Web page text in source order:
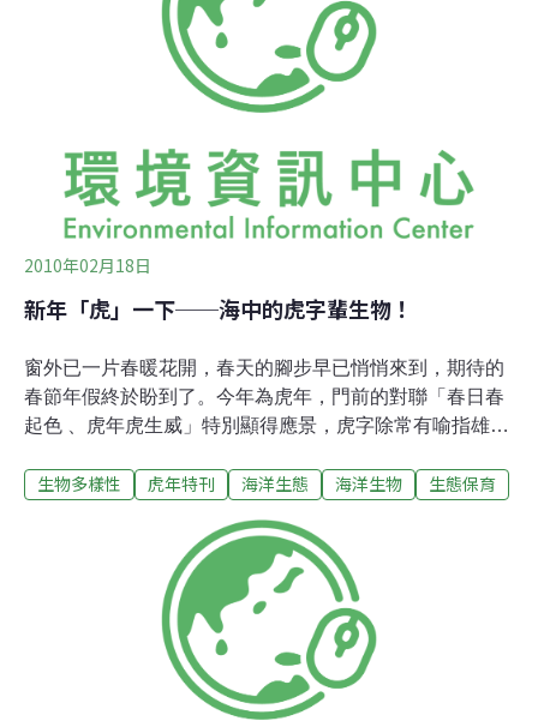
是什麼呢？多年來從事生態足跡研究的李永展認為：「生
態足跡的概念很簡單，但涵蓋層面卻相當廣泛，它說明各
種經濟體要產生功能所需要的能源與物質之流通，並且將
其轉換成自然界在維持這些流通上相對提供的陸地／水域
估目前人類活動的永續性，在建立共識及協助決策上也很
2010年02月18日
新年「虎」一下──海中的虎字輩生物！
窗外已一片春暖花開，春天的腳步早已悄悄來到，期待的
春節年假終於盼到了。今年為虎年，門前的對聯「春日春
起色 、虎年虎生威」特別顯得應景，虎字除常有喻指雄壯
生物名字裡的虎字則常意涵著凶悍與危險，例如俗稱殺人
（飛烏）的鬼頭刀（飛烏虎）等，在此我們也來應景地介
紹一些虎字輩的生物吧！海中狠角──鬼頭刀鬼頭刀
(Coryphaena hippurus)，英名Dolphinfish，屬於大洋性的
掠食性魚類，是花蓮及台東海域的常客，成魚常常成群地
巡游海面追逐魚群，特別喜歡獵食飛魚。由於鬼頭刀的游
泳能力超強，常會衝出水面捕食受驚嚇的飛魚，甚至把飛
魚嚇離水面後立即衝刺游到落點下方守株待兔，是個名符
生物多樣性 虎年特刊 海洋生態 海洋生物 生態保育